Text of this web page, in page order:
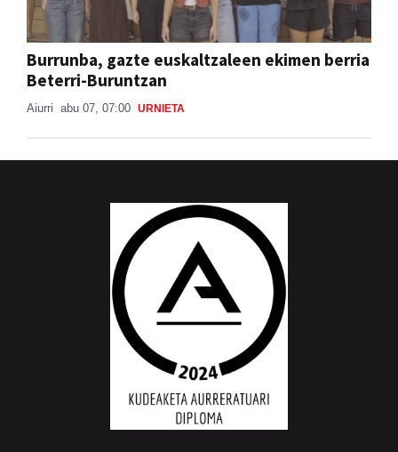
Burrunba, gazte euskaltzaleen ekimen berria
Beterri-Buruntzan
Aiurri abu 07, 07:00 URNIETA